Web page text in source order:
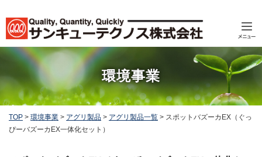
環境事業
TOP > 環境事業 > アグリ製品 > アグリ製品一覧 > スポットバズーカEX（ぐっ
ぴーバズーカEX一体化セット）